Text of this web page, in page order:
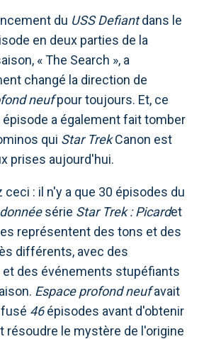
du USS Defiantdans le
en deux parties de la
« The Search », a
changé la direction de
neufpour toujours. Et, ce
a également fait tomber
qui Star TrekCanon est
prises aujourd'hui.
ceci : il n'y a que 30 épisodes du
série Star Trek : Picardet
représentent des tons et des
différents, avec des
et des événements stupéfiants
Espace profond neufavait
46épisodes avant d'obtenir
résoudre le mystère de l'origine